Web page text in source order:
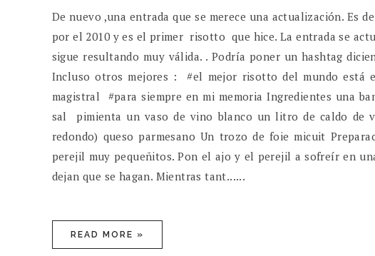
De nuevo ,una entrada que se merece una actualización. Es
por el 2010 y es el primer risotto que hice. La entrada se
sigue resultando muy válida. . Podría poner un hashtag
Incluso otros mejores : #el mejor risotto del mundo está
magistral #para siempre en mi memoria Ingredientes una
sal pimienta un vaso de vino blanco un litro de caldo de
redondo) queso parmesano Un trozo de foie micuit
perejil muy pequeñitos. Pon el ajo y el perejil a sofreír en
dejan que se hagan. Mientras tant......
READ MORE »